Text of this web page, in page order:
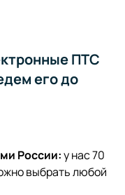
ПТС
его до
России:у нас 70
выбрать любой